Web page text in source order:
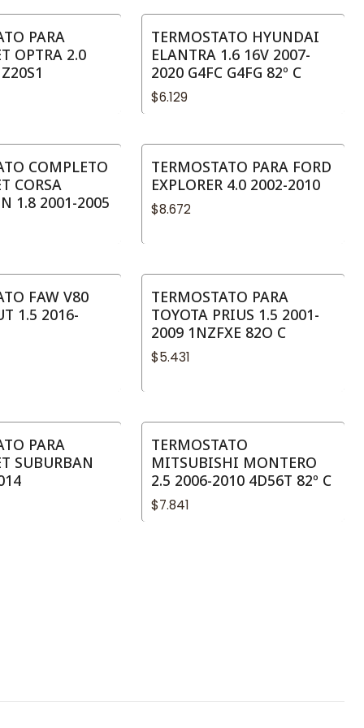
PARA
OPTRA 2.0
TERMOSTATO HYUNDAI
ELANTRA 1.6 16V 2007-
2020 G4FC G4FG 82º C
$6.129
COMPLETO
CORSA
1.8 2001-2005
TERMOSTATO PARA FORD
EXPLORER 4.0 2002-2010
$8.672
FAW V80
1.5 2016-
TERMOSTATO PARA
TOYOTA PRIUS 1.5 2001-
2009 1NZFXE 82O C
$5.431
PARA
SUBURBAN
TERMOSTATO
MITSUBISHI MONTERO
2.5 2006-2010 4D56T 82º C
$7.841